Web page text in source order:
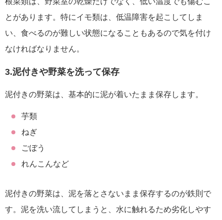
とがあります。特にイモ類は、低温障害を起こしてしま
い、食べるのが難しい状態になることもあるので気を付け
なければなりません。
3.泥付きや野菜を洗って保存
泥付きの野菜は、基本的に泥が着いたまま保存します。
芋類
ねぎ
ごぼう
れんこんなど
泥付きの野菜は、泥を落とさないまま保存するのが鉄則で
す。泥を洗い流してしまうと、水に触れるため劣化しやす